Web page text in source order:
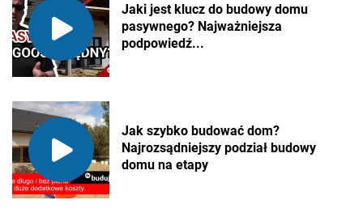
Jaki jest klucz do budowy domu
pasywnego? Najważniejsza
podpowiedź...
Jak szybko budować dom?
Najrozsądniejszy podział budowy
domu na etapy